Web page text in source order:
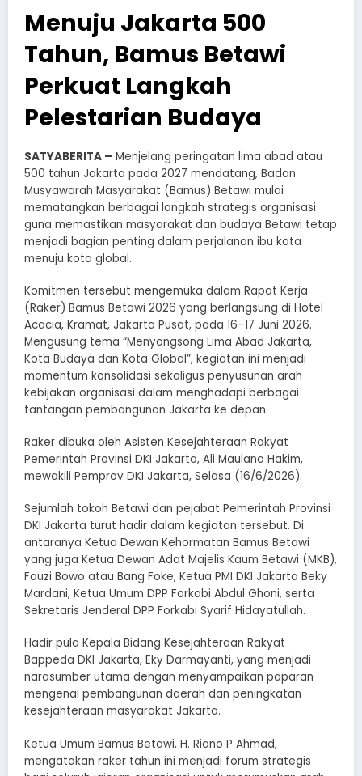
Menuju Jakarta 500
Tahun, Bamus Betawi
Perkuat Langkah
Pelestarian Budaya
SATYABERITA – Menjelang peringatan lima abad atau
500 tahun Jakarta pada 2027 mendatang, Badan
Musyawarah Masyarakat (Bamus) Betawi mulai
mematangkan berbagai langkah strategis organisasi
guna memastikan masyarakat dan budaya Betawi tetap
menjadi bagian penting dalam perjalanan ibu kota
menuju kota global.
Komitmen tersebut mengemuka dalam Rapat Kerja
(Raker) Bamus Betawi 2026 yang berlangsung di Hotel
Acacia, Kramat, Jakarta Pusat, pada 16–17 Juni 2026.
Mengusung tema “Menyongsong Lima Abad Jakarta,
Kota Budaya dan Kota Global”, kegiatan ini menjadi
momentum konsolidasi sekaligus penyusunan arah
kebijakan organisasi dalam menghadapi berbagai
tantangan pembangunan Jakarta ke depan.
Raker dibuka oleh Asisten Kesejahteraan Rakyat
Pemerintah Provinsi DKI Jakarta, Ali Maulana Hakim,
mewakili Pemprov DKI Jakarta, Selasa (16/6/2026).
Sejumlah tokoh Betawi dan pejabat Pemerintah Provinsi
DKI Jakarta turut hadir dalam kegiatan tersebut. Di
antaranya Ketua Dewan Kehormatan Bamus Betawi
yang juga Ketua Dewan Adat Majelis Kaum Betawi (MKB),
Fauzi Bowo atau Bang Foke, Ketua PMI DKI Jakarta Beky
Mardani, Ketua Umum DPP Forkabi Abdul Ghoni, serta
Sekretaris Jenderal DPP Forkabi Syarif Hidayatullah.
Hadir pula Kepala Bidang Kesejahteraan Rakyat
Bappeda DKI Jakarta, Eky Darmayanti, yang menjadi
narasumber utama dengan menyampaikan paparan
mengenai pembangunan daerah dan peningkatan
kesejahteraan masyarakat Jakarta.
Ketua Umum Bamus Betawi, H. Riano P Ahmad,
mengatakan raker tahun ini menjadi forum strategis